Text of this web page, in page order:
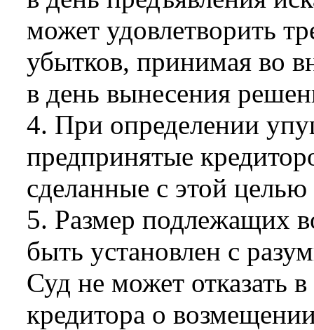
может удовлетворить
убытков, принимая во
в день вынесения
4. При определении
предпринятые
сделанные с этой целью
5. Размер подлежащих
быть установлен с
Суд не может отказать
кредитора о